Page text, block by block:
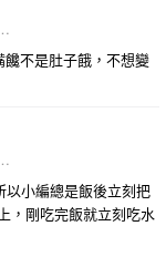
溫
不是肚子餓，不想變
處
以小編總是飯後立刻把
，剛吃完飯就立刻吃水